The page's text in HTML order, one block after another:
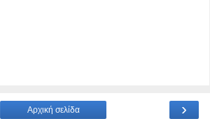
›
Αρχική σελίδα